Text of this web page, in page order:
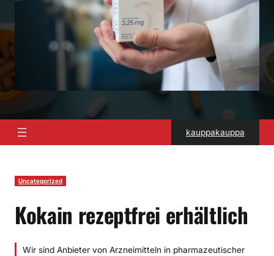
kauppakauppa
Uncategorized
Kokain rezeptfrei erhältlich
Wir sind Anbieter von Arzneimitteln in pharmazeutischer